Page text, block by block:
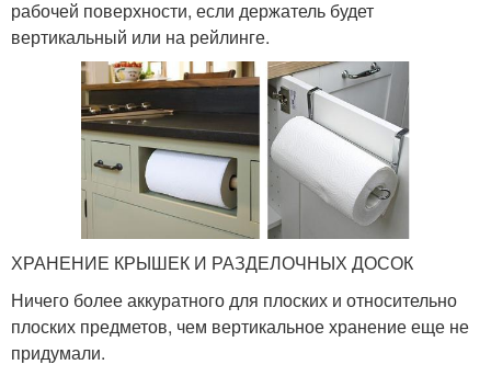
рабочей поверхности, если держатель будет
вертикальный или на рейлинге.
ХРАНЕНИЕ КРЫШЕК И РАЗДЕЛОЧНЫХ ДОСОК
Ничего более аккуратного для плоских и относительно
плоских предметов, чем вертикальное хранение еще не
придумали.